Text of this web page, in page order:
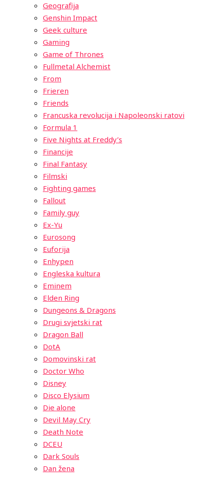
Geografija
Genshin Impact
Geek culture
Gaming
Game of Thrones
Fullmetal Alchemist
From
Frieren
Friends
Francuska revolucija i Napoleonski ratovi
Formula 1
Five Nights at Freddy’s
Financije
Final Fantasy
Filmski
Fighting games
Fallout
Family guy
Ex-Yu
Eurosong
Euforija
Enhypen
Engleska kultura
Eminem
Elden Ring
Dungeons & Dragons
Drugi svjetski rat
Dragon Ball
DotA
Domovinski rat
Doctor Who
Disney
Disco Elysium
Die alone
Devil May Cry
Death Note
DCEU
Dark Souls
Dan žena